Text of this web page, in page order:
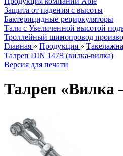
Защита от падения с высоты
Бактерицидные рециркуляторы
Тали с Увеличенной высотой
Троллейный шинопровод
Главная » Продукция »
Талреп DIN 1478 (вилка-вилка)
Версия для печати
Талреп «Вилка